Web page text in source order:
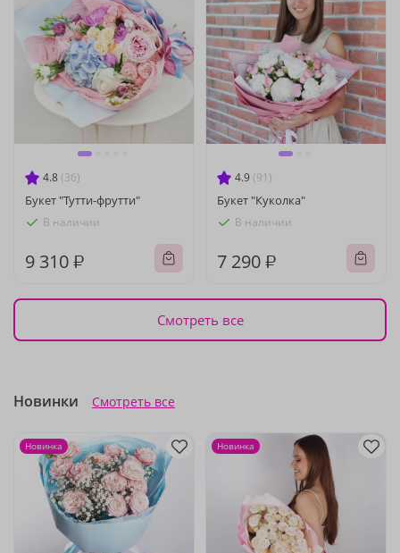
4.8 (36)
Букет "Тутти-фрутти"
В наличии
9 310 ₽
4.9 (91)
Букет "Куколка"
В наличии
7 290 ₽
Смотреть все
Новинки Смотреть все
Новинка Новинка